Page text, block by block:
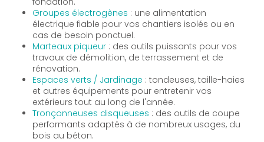
Groupes électrogènes : une alimentation
électrique fiable pour vos chantiers isolés ou en
cas de besoin ponctuel.
Marteaux piqueur : des outils puissants pour vos
travaux de démolition, de terrassement et de
rénovation.
Espaces verts / Jardinage : tondeuses, taille-haies
et autres équipements pour entretenir vos
extérieurs tout au long de l'année.
Tronçonneuses disqueuses : des outils de coupe
performants adaptés à de nombreux usages, du
bois au béton.